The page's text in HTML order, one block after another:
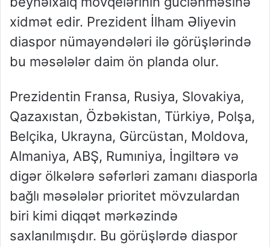
xidmət edir. Prezident İlham Əliyevin
diaspor nümayəndələri ilə görüşlərində
bu məsələlər daim ön planda olur.
Prezidentin Fransa, Rusiya, Slovakiya,
Qazaxıstan, Özbəkistan, Türkiyə, Polşa,
Belçika, Ukrayna, Gürcüstan, Moldova,
Almaniya, ABŞ, Rumıniya, İngiltərə və
digər ölkələrə səfərləri zamanı diasporla
bağlı məsələlər prioritet mövzulardan
biri kimi diqqət mərkəzində
saxlanılmışdır. Bu görüşlərdə diaspor